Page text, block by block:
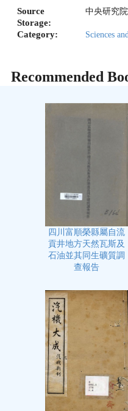
Source
Storage:
中央研究
Category: Sciences
Recommended
四川富順榮縣屬自流
貢井地方天然瓦斯及
石油並其同生礦質調
查報告